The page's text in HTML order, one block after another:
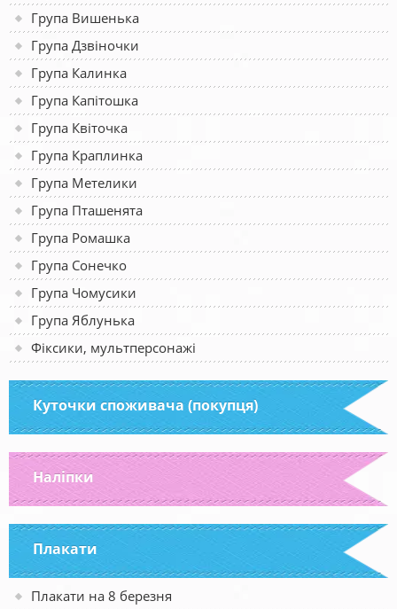
Група Вишенька
Група Дзвіночки
Група Калинка
Група Капітошка
Група Квіточка
Група Краплинка
Група Метелики
Група Пташенята
Група Ромашка
Група Сонечко
Група Чомусики
Група Яблунька
Фіксики, мультперсонажі
Куточки споживача (покупця)
Наліпки
Плакати
Плакати на 8 березня